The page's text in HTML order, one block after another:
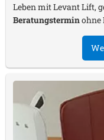
Leben mit Levant Lift,
Beratungsterminohne